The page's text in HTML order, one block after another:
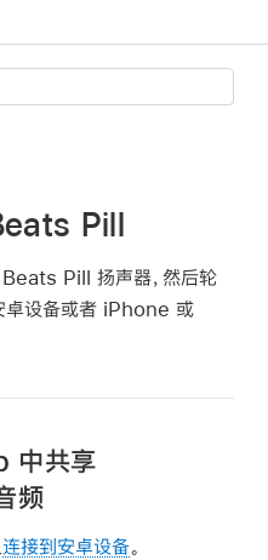
Pill
Pill 扬声器，然后轮
卓设备或者 iPhone 或
中共享
频
连接到安卓设备。